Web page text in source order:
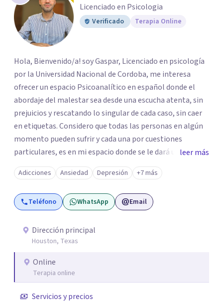
Licenciado en Psicologia
Verificado Terapia Online
Hola, Bienvenido/a! soy Gaspar, Licenciado en psicología
por la Universidad Nacional de Cordoba, me interesa
ofrecer un espacio Psicoanalítico en español donde el
abordaje del malestar sea desde una escucha atenta, sin
prejuicios y rescatando lo singular de cada caso, sin caer
en etiquetas. Considero que todas las personas en algún
momento pueden sufrir y cada una por cuestiones
particulares, es en mi espacio donde se le dará un lugar a
esas cuestiones singulares de cada uno, para luego
generar cambios. Soy una persona en constante
formación, actualmente curso seminarios, una
especialización en psicoanálisis y también investigo.
leer más
Adicciones Ansiedad Depresión +7 más
Teléfono WhatsApp Email
Dirección principal
Houston, Texas
Online
Terapia online
Servicios y precios